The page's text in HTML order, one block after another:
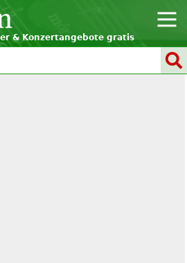
& Konzertangebote gratis